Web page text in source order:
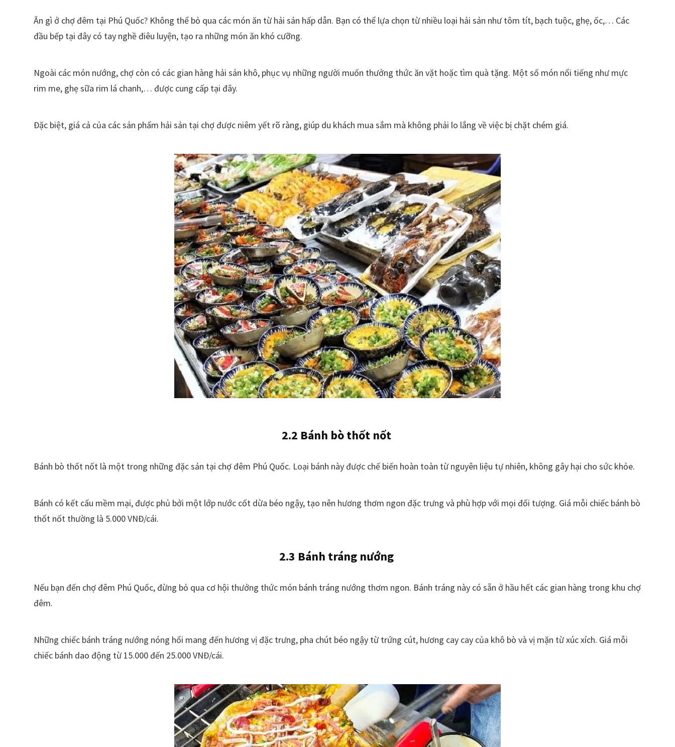
Ăn gì ở chợ đêm tại Phú Quốc? Không thể bỏ qua các món ăn từ hải sản hấp dẫn. Bạn có thể lựa chọn từ nhiều loại hải sản như tôm tít, bạch tuộc, ghẹ, ốc,… Các
đầu bếp tại đây có tay nghề điêu luyện, tạo ra những món ăn khó cưỡng.
Ngoài các món nướng, chợ còn có các gian hàng hải sản khô, phục vụ những người muốn thưởng thức ăn vặt hoặc tìm quà tặng. Một số món nổi tiếng như mực
rim me, ghẹ sữa rim lá chanh,… được cung cấp tại đây.
Đặc biệt, giá cả của các sản phẩm hải sản tại chợ được niêm yết rõ ràng, giúp du khách mua sắm mà không phải lo lắng về việc bị chặt chém giá.
2.2 Bánh bò thốt nốt
Bánh bò thốt nốt là một trong những đặc sản tại chợ đêm Phú Quốc. Loại bánh này được chế biến hoàn toàn từ nguyên liệu tự nhiên, không gây hại cho sức khỏe.
Bánh có kết cấu mềm mại, được phủ bởi một lớp nước cốt dừa béo ngậy, tạo nên hương thơm ngon đặc trưng và phù hợp với mọi đối tượng. Giá mỗi chiếc bánh bò
thốt nốt thường là 5.000 VNĐ/cái.
2.3 Bánh tráng nướng
Nếu bạn đến chợ đêm Phú Quốc, đừng bỏ qua cơ hội thưởng thức món bánh tráng nướng thơm ngon. Bánh tráng này có sẵn ở hầu hết các gian hàng trong khu chợ
đêm.
Những chiếc bánh tráng nướng nóng hổi mang đến hương vị đặc trưng, pha chút béo ngậy từ trứng cút, hương cay cay của khô bò và vị mặn từ xúc xích. Giá mỗi
chiếc bánh dao động từ 15.000 đến 25.000 VNĐ/cái.